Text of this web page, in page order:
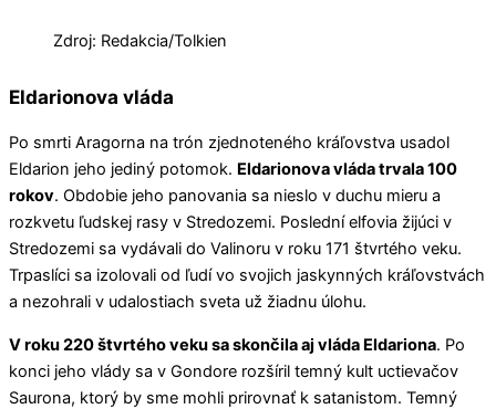
Zdroj: Redakcia/Tolkien
Eldarionova vláda
Po smrti Aragorna na trón zjednoteného kráľovstva usadol
Eldarion jeho jediný potomok. Eldarionova vláda trvala 100
rokov. Obdobie jeho panovania sa nieslo v duchu mieru a
rozkvetu ľudskej rasy v Stredozemi. Poslední elfovia žijúci v
Stredozemi sa vydávali do Valinoru v roku 171 štvrtého veku.
Trpaslíci sa izolovali od ľudí vo svojich jaskynných kráľovstvách
a nezohrali v udalostiach sveta už žiadnu úlohu.
V roku 220 štvrtého veku sa skončila aj vláda Eldariona. Po
konci jeho vlády sa v Gondore rozšíril temný kult uctievačov
Saurona, ktorý by sme mohli prirovnať k satanistom. Temný